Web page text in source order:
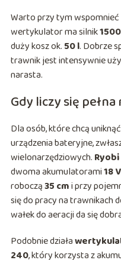
Warto przy tym wspomnieć
wertykulator ma silnik
duży kosz ok. 50 l. Dobrze
trawnik jest intensywnie
narasta.
Gdy liczy się
Dla osób, które chcą
urządzenia bateryjne,
wielonarzędziowych. Ryobi
dwoma akumulatorami18 V
roboczą35 cmi przy
się do pracy na trawnikach
wałek do aeracji da się
Podobnie działa
240, który korzysta z